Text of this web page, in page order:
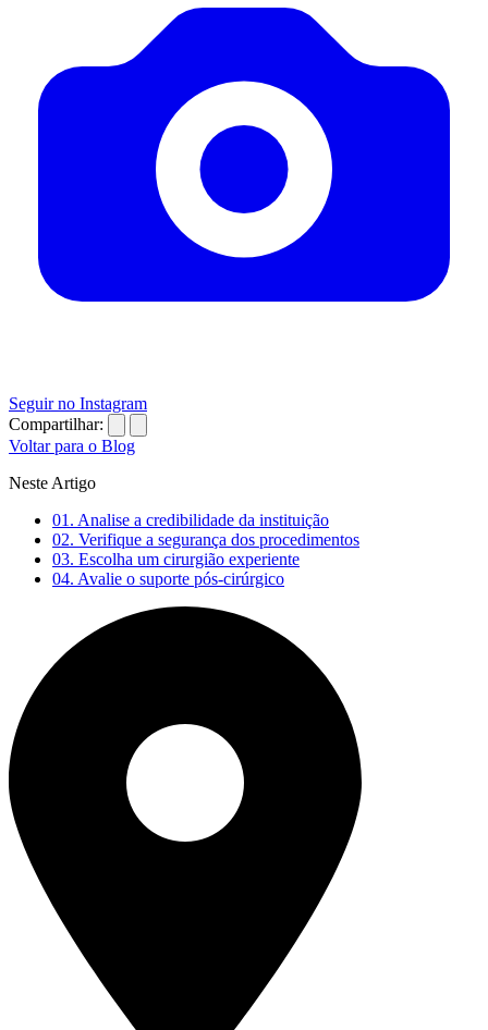
Seguir no Instagram
Compartilhar:
Voltar para o Blog
Neste Artigo
01. Analise a credibilidade da instituição
02. Verifique a segurança dos procedimentos
03. Escolha um cirurgião experiente
04. Avalie o suporte pós-cirúrgico